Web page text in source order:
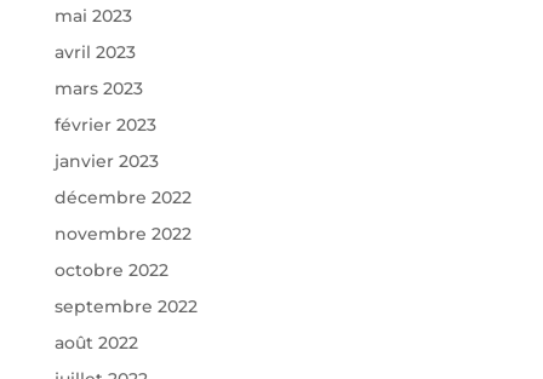
mai 2023
avril 2023
mars 2023
février 2023
janvier 2023
décembre 2022
novembre 2022
octobre 2022
septembre 2022
août 2022